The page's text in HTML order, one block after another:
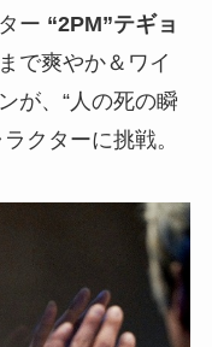
ー “2PM”テギョ
で爽やか＆ワイ
が、“人の死の瞬
クターに挑戦。